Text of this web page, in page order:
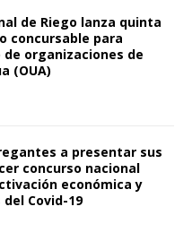
de Riego lanza quinta
concursable para
organizaciones de
(OUA)
a presentar sus
concurso nacional
económica y
Covid-19